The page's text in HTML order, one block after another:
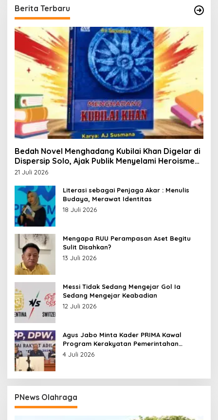
Berita Terbaru
Bedah Novel Menghadang Kubilai Khan Digelar di
Dispersip Solo, Ajak Publik Menyelami Heroisme
Leluhur Nusantara
21 Juli 2026
Literasi sebagai Penjaga Akar : Menulis
Budaya, Merawat Identitas
18 Juli 2026
Mengapa RUU Perampasan Aset Begitu
Sulit Disahkan?
13 Juli 2026
Messi Tidak Sedang Mengejar Gol Ia
Sedang Mengejar Keabadian
12 Juli 2026
Agus Jabo Minta Kader PRIMA Kawal
Program Kerakyatan Pemerintahan
Prabowo
4 Juli 2026
PNews Olahraga